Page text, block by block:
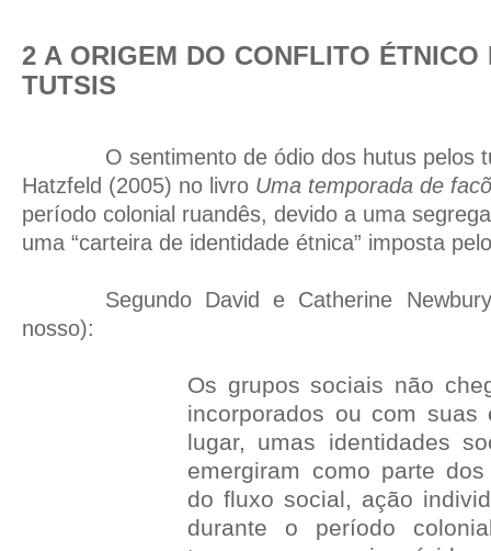
2 A ORIGEM DO CONFLITO ÉTNICO
TUTSIS
O sentimento de ódio dos hutus pelos
Hatzfeld (2005) no livro Uma temporada de
período colonial ruandês, devido a uma
uma “carteira de identidade étnica” imposta
Segundo David e Catherine
nosso):
Os grupos sociais não
incorporados ou com suas
lugar, umas identidades
emergiram como parte
do fluxo social, ação
durante o período